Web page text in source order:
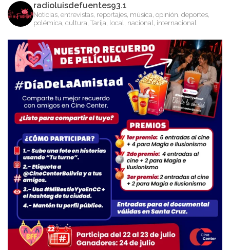
radioluisdefuentes93.1
Noticias, entrevistas, reportajes, música, opinión, deportes,
polémica, cultura, Tarija, local, nacional, internacional